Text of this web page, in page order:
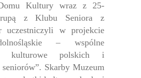
Kultury wraz z 25-
z Klubu Seniora z
uczestniczyli w projekcie
– wspólne
kulturowe polskich i
Skarby Muzeum